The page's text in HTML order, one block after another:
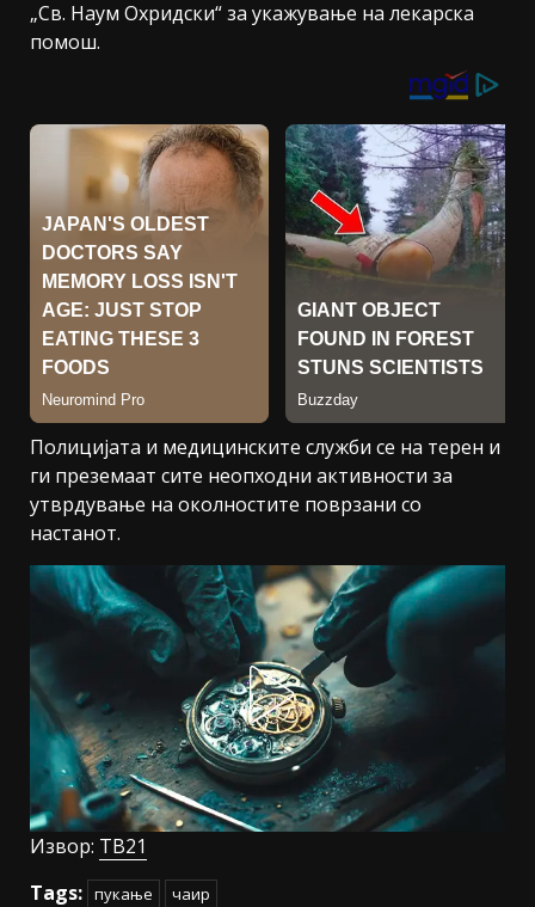
„Св. Наум Охридски“ за укажување на лекарска
помош.
Полицијата и медицинските служби се на терен и
ги преземаат сите неопходни активности за
утврдување на околностите поврзани со
настанот.
Извор: ТВ21
Tags: пукање чаир